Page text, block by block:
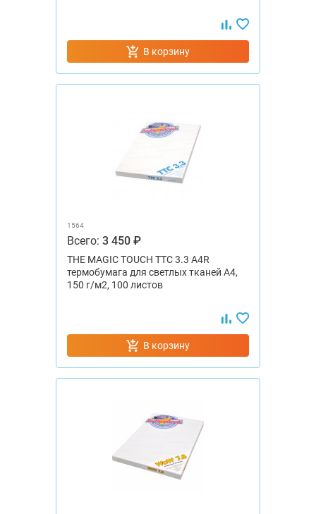
В корзину
1564
Всего: 3 450 ₽
THE MAGIC TOUCH TTC 3.3 А4R
термобумага для светлых тканей А4,
150 г/м2, 100 листов
В корзину